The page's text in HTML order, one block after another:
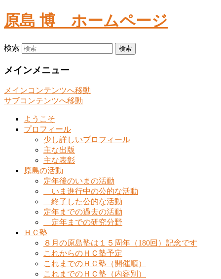
原島 博 ホームページ
検索
メインメニュー
メインコンテンツへ移動
サブコンテンツへ移動
ようこそ
プロフィール
少し詳しいプロフィール
主な出版
主な表彰
原島の活動
定年後のいまの活動
いま進行中の公的な活動
終了した公的な活動
定年までの過去の活動
定年までの研究分野
ＨＣ塾
８月の原島塾は１５周年（180回）記念です
これからのＨＣ塾予定
これまでのＨＣ塾（開催順）
これまでのＨＣ塾（内容別）